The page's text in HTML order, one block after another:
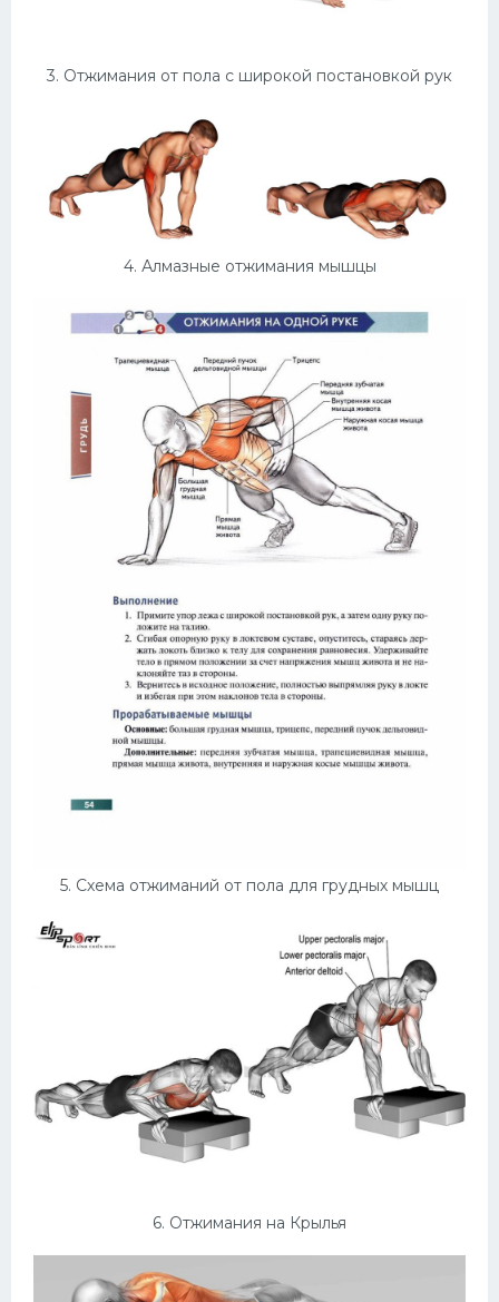
3. Отжимания от пола с широкой постановкой рук
4. Алмазные отжимания мышцы
5. Схема отжиманий от пола для грудных мышц
6. Отжимания на Крылья